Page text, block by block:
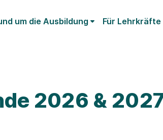
um die Ausbildung Für Lehrkräfte
2026 &